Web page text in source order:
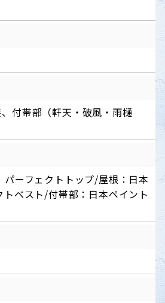
付帯部（軒天・破風・雨樋
ーフェクトトップ/屋根：日本
ベスト/付帯部：日本ペイント